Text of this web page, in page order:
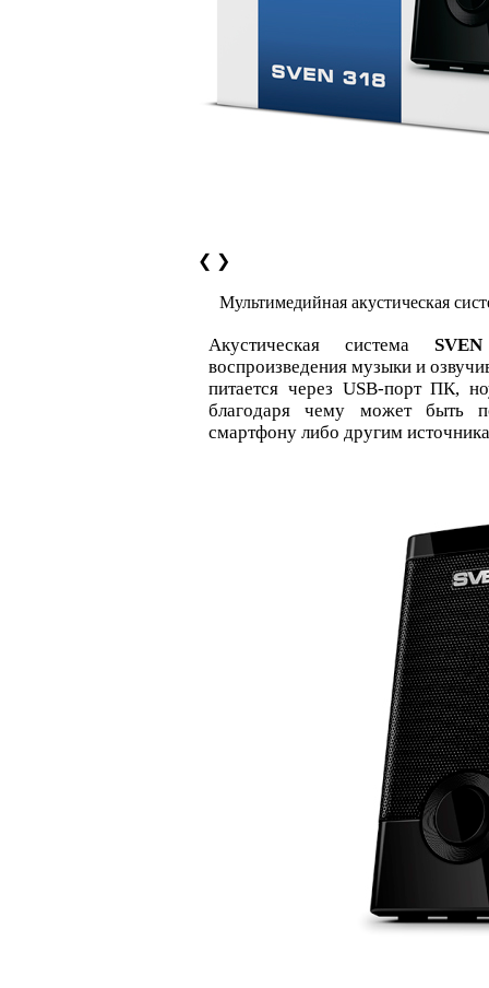
❮ ❯
Мультимедийная акустическая
Акустическая система
воспроизведения музыки и
питается через USB-порт ПК,
благодаря чему может быть
смартфону либо другим